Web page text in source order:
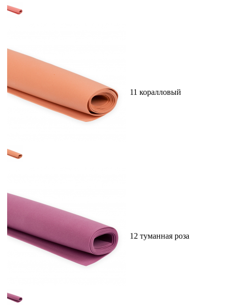
11 коралловый
12 туманная роза